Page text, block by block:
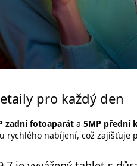
pro každý den
zadní fotoaparát a 5MP přední
rychlého nabíjení, což zajišťuje